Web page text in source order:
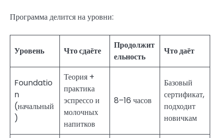
Программа делится на уровни:
Уровень Что сдаёте
Продолжит
ельность
Что даёт
Foundatio
n
(начальный
)
Теория +
практика
эспрессо и
молочных
напитков
8–16 часов
Базовый
сертификат,
подходит
новичкам